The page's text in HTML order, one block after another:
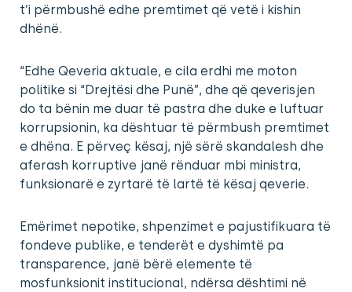
t’i përmbushë edhe premtimet që vetë i kishin
dhënë.
“Edhe Qeveria aktuale, e cila erdhi me moton
politike si “Drejtësi dhe Punë”, dhe që qeverisjen
do ta bënin me duar të pastra dhe duke e luftuar
korrupsionin, ka dështuar të përmbush premtimet
e dhëna. E përveç kësaj, një sërë skandalesh dhe
aferash korruptive janë rënduar mbi ministra,
funksionarë e zyrtarë të lartë të kësaj qeverie.
Emërimet nepotike, shpenzimet e pajustifikuara të
fondeve publike, e tenderët e dyshimtë pa
transparence, janë bërë elemente të
mosfunksionit institucional, ndërsa dështimi në